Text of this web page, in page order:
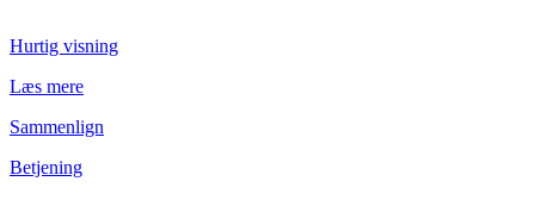
Hurtig visning
Læs mere
Sammenlign
Betjening